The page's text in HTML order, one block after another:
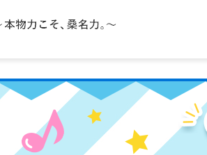
物力こそ、桑名力。